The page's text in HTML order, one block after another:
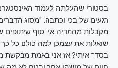
בסטורי שהעלתה לעמוד
רגעים של בכי וכתבה: "מסוג
מקבלות מהמדיה אין סוף שיתופים
שואלות את עצמכן למה כולם כל
בסדר איתי? אז אני באמת מבקשת